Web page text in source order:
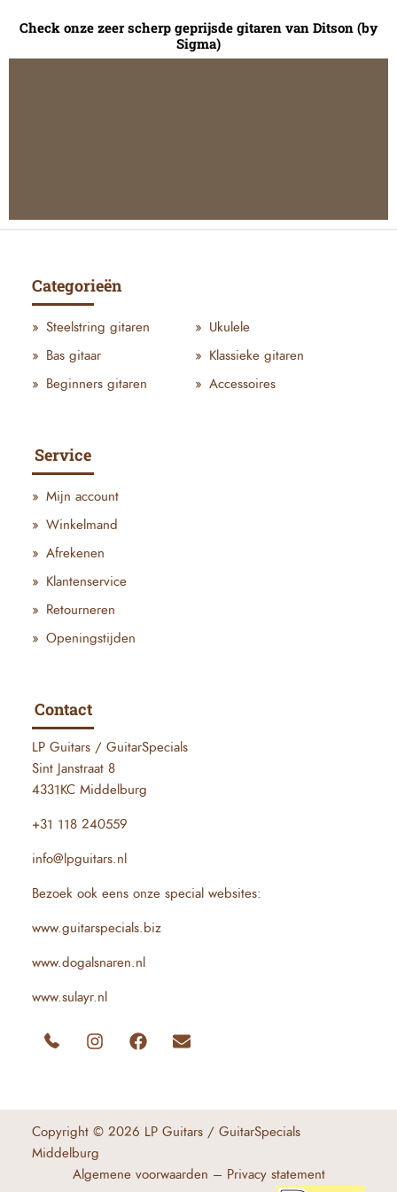
Check onze zeer scherp geprijsde gitaren van Ditson (by
Sigma)
Categorieën
Steelstring gitaren
Ukulele
Bas gitaar
Klassieke gitaren
Beginners gitaren
Accessoires
Service
Mijn account
Winkelmand
Afrekenen
Klantenservice
Retourneren
Openingstijden
Contact
LP Guitars / GuitarSpecials
Sint Janstraat 8
4331KC Middelburg
+31 118 240559
info@lpguitars.nl
Bezoek ook eens onze special websites:
www.guitarspecials.biz
www.dogalsnaren.nl
www.sulayr.nl
Copyright © 2026 LP Guitars / GuitarSpecials
Middelburg
Algemene voorwaarden – Privacy statement